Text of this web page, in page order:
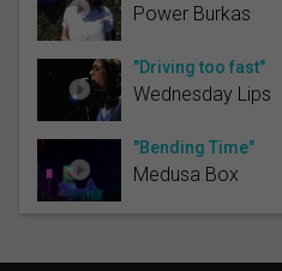
Power Burkas
"Driving too fast"
Wednesday Lips
"Bending Time"
Medusa Box